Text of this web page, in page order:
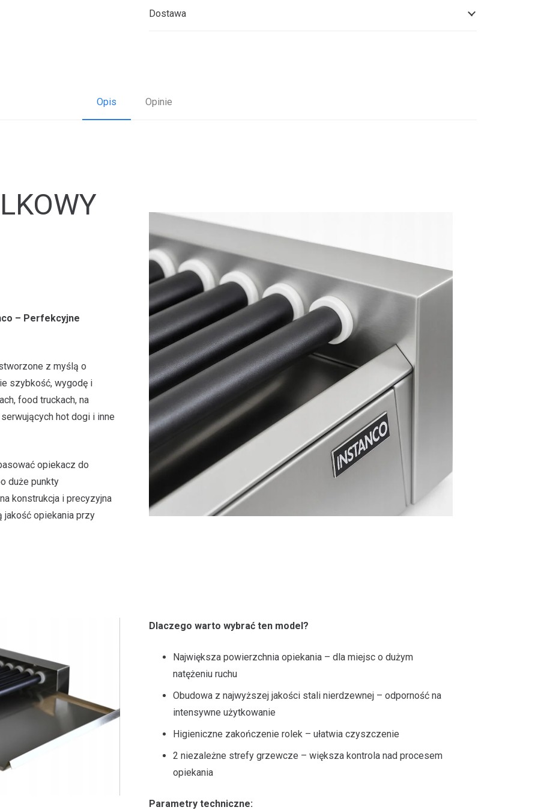
Dostawa
Opis Opinie
– Perfekcyjne
z myślą o
szybkość, wygodę i
food truckach, na
hot dogi i inne
opiekacz do
duże punkty
konstrukcja i precyzyjna
jakość opiekania przy
Dlaczego warto wybrać ten model?
Największa powierzchnia opiekania – dla miejsc o dużym
natężeniu ruchu
Obudowa z najwyższej jakości stali nierdzewnej – odporność na
intensywne użytkowanie
Higieniczne zakończenie rolek – ułatwia czyszczenie
2 niezależne strefy grzewcze – większa kontrola nad procesem
opiekania
Parametry techniczne: